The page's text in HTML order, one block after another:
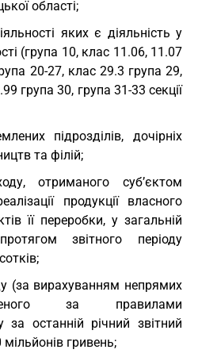
області;
яких є діяльність у
(група 10, клас 11.06, 11.07
20-27, клас 29.3 група 29,
група 30, група 31-33 секції
підрозділів, дочірніх
та філій;
отриманого суб’єктом
продукції власного
її переробки, у загальній
звітного періоду
(за вирахуванням непрямих
за правилами
за останній річний звітний
гривень;